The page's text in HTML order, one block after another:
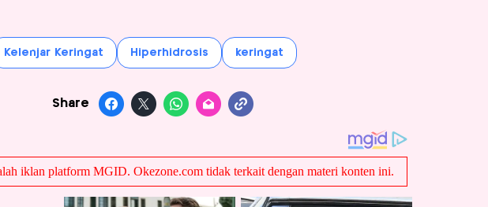
Kelenjar Keringat Hiperhidrosis keringat
Share